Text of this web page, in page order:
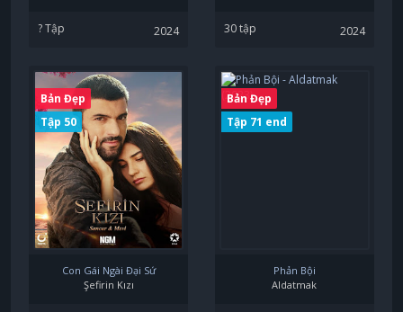
? Tập 2024 30 tập 2024
Bản Đẹp
Tập 50
Con Gái Ngài Đại Sứ
Şefirin Kızı
Bản Đẹp
Tập 71 end
Phản Bội
Aldatmak